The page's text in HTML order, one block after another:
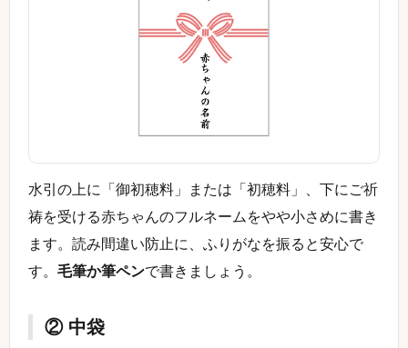
水引の上に「御初穂料」または「初穂料」、下にご祈
祷を受ける赤ちゃんのフルネームをやや小さめに書き
ます。読み間違い防止に、ふりがなを振ると安心で
す。 毛筆か筆ペンで書きましょう。
② 中袋